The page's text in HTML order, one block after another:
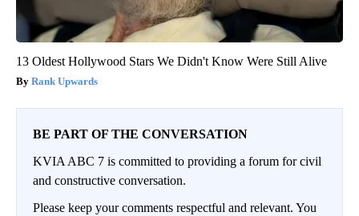
13 Oldest Hollywood Stars We Didn't Know Were Still Alive
Rank Upwards
BE PART OF THE CONVERSATION
KVIA ABC 7 is committed to providing a forum for civil
and constructive conversation.
Please keep your comments respectful and relevant. You